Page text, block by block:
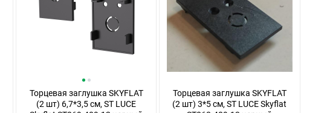
Торцевая заглушка SKYFLAT
(2 шт) 6,7*3,5 см, ST LUCE
Торцевая заглушка SKYFLAT
(2 шт) 3*5 см, ST LUCE Skyflat